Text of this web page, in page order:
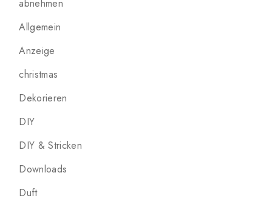
abnehmen
Allgemein
Anzeige
christmas
Dekorieren
DIY
DIY & Stricken
Downloads
Duft